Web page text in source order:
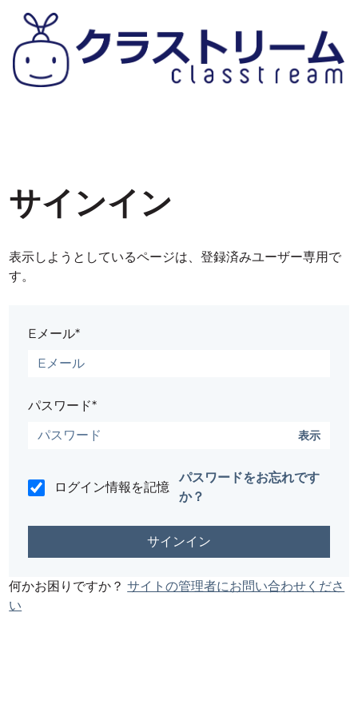
サインイン
表示しようとしているページは、登録済みユーザー専用で
す。
Eメール*
パスワード*
表示
ログイン情報を記憶
パスワードをお忘れです
か？
何かお困りですか？サイトの管理者にお問い合わせくださ
い